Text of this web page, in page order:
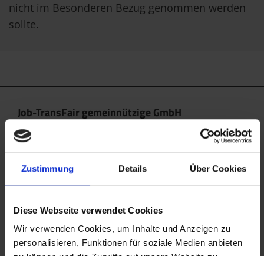
Zustimmung Details Über Cookies
Diese Webseite verwendet Cookies
Wir verwenden Cookies, um Inhalte und Anzeigen zu
personalisieren, Funktionen für soziale Medien anbieten
nicht im Besonderen Bezug genommen werden
sollte.
Job-TransFair gemeinnützige GmbH
Linke Wienzeile 10/21 (Zentrale)
1060 Wien
office@jobtransfair.at
+43 1 585 39 91
Die Inhalte unserer Webseite können Spuren von KI
enthalten. Nähere Details entnehmen Sie bitte
unseremKI Manifest